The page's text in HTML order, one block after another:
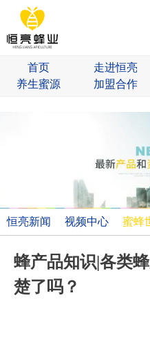
首页 走进恒亮
养生蜜源
加盟合作
恒亮新闻 视频中心 蜜蜂
蜂产品知识|各类
楚了吗？